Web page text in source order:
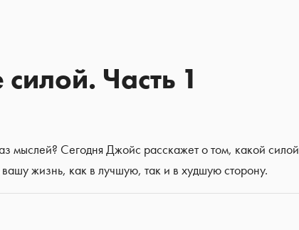
Часть 1
мыслей? Сегодня Джойс расскажет о том, какой силой
жизнь, как в лучшую, так и в худшую сторону.